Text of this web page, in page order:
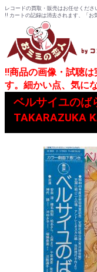
レコードの買取・販売はお任せくださ
!! カートの記録は消去されます、「お
!!商品の画像・試聴
す。細かい点、気に
ベルサイユのば
TAKARAZUKA